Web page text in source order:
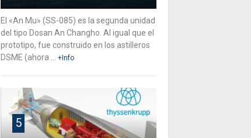
El «An Mu» (SS-085) es la segunda unidad
del tipo Dosan An Changho. Al igual que el
prototipo, fue construido en los astilleros
DSME (ahora ...
+Info
5